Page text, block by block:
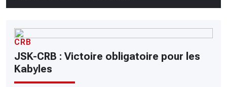
CRB
JSK-CRB : Victoire obligatoire pour les
Kabyles